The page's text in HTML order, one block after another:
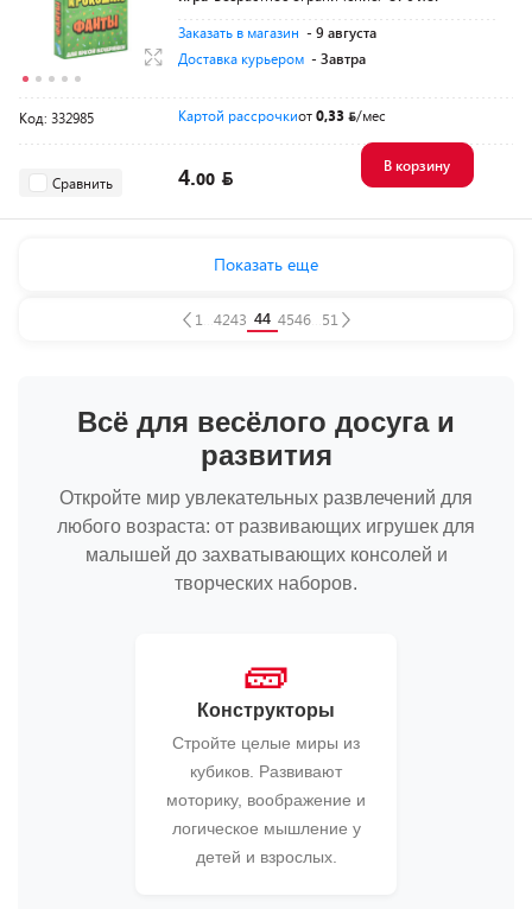
Заказать в магазин - 9 августа
Доставка курьером - Завтра
Код: 332985 Картой рассрочкиот0,33 /мес
Сравнить 4.00
В корзину
Показать еще
1... 4243 44 4546... 51
Всё для весёлого досуга и
развития
Откройте мир увлекательных развлечений для
любого возраста: от развивающих игрушек для
малышей до захватывающих консолей и
творческих наборов.
🧱
Конструкторы
Стройте целые миры из
кубиков. Развивают
моторику, воображение и
логическое мышление у
детей и взрослых.